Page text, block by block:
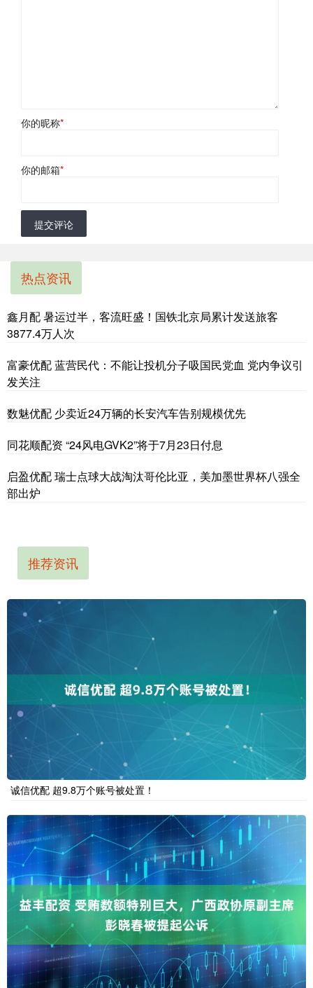
你的昵称*
你的邮箱*
提交评论
热点资讯
鑫月配 暑运过半，客流旺盛！国铁北京局累计发送旅客
3877.4万人次
富豪优配 蓝营民代：不能让投机分子吸国民党血 党内争议引
发关注
数魅优配 少卖近24万辆的长安汽车告别规模优先
同花顺配资 “24风电GVK2”将于7月23日付息
启盈优配 瑞士点球大战淘汰哥伦比亚，美加墨世界杯八强全
部出炉
推荐资讯
诚信优配 超9.8万个账号被处置！